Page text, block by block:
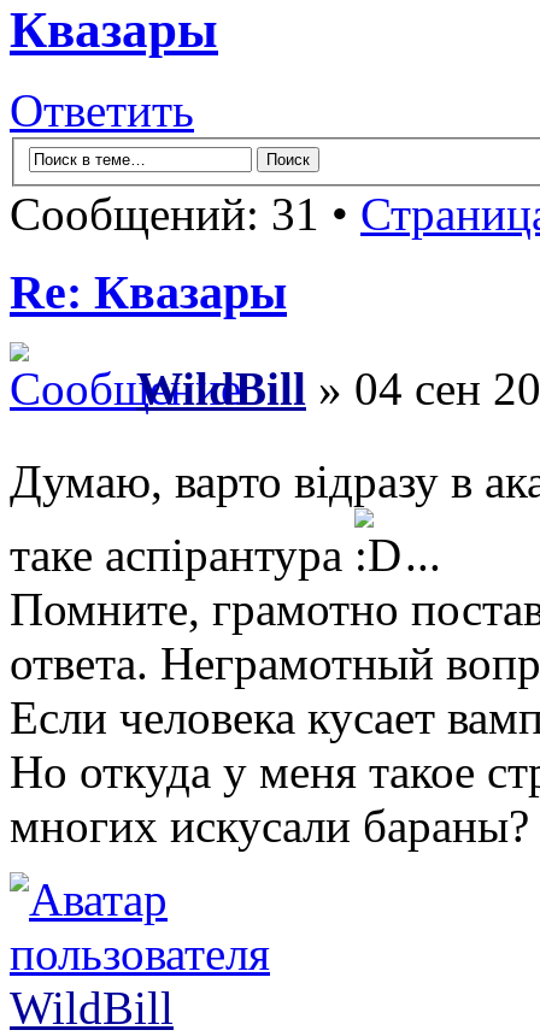
Квазары
Ответить
Сообщений: 31 •
Re: Квазары
WildBill » 04 сен
Думаю, варто відразу в
таке аспірантура
...
Помните, грамотно
ответа. Неграмотный
Если человека кусает
Но откуда у меня такое
многих искусали бараны?
WildBill